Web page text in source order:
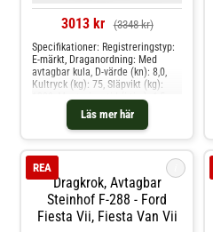
3013 kr (3348 kr)
Läs mer här
Specifikationer: Registreringstyp:
E-märkt, Draganordning: Med
avtagbar kula, D-värde (kn): 8,0,
Kultryck (kg): 75, Släpvikt (kg):
Specifikation: Not for XDRIVE
version Produkten passar dessa
bilmodelle: bmw 1 [f20, f21]
Dragkrok, Avtagbar
Steinhof F-288 - Ford
Fiesta Vii, Fiesta Van Vii
REA